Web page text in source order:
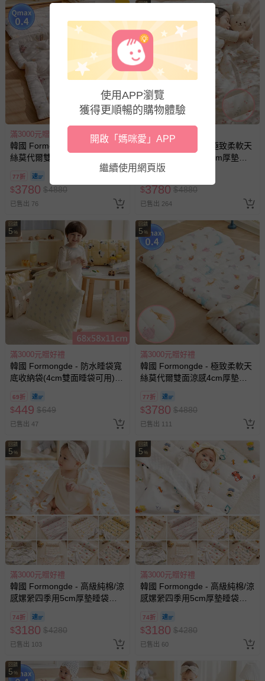
滿3000元贈好禮
韓國 Formongde - 極致柔軟天
絲莫代爾雙面涼感4cm厚墊睡
77折
$3780 $4880
已售出 76
回饋
滿3000元贈好禮
韓國 Formongde - 極致柔軟天
絲莫代爾雙面涼感4cm厚墊睡
袋組-愛麗絲花園
$3780 $4880
已售出 264
回饋
5 %
滿3000元贈好禮
韓國 Formongde - 防水睡袋寬
底收納袋(4cm雙面睡袋可用)-
69折
$449 $649
已售出 47
回饋
5 %
滿3000元贈好禮
韓國 Formongde - 極致柔軟天
絲莫代爾雙面涼感4cm厚墊睡
77折
$3780 $4880
已售出 111
回饋
5 %
滿3000元贈好禮
韓國 Formongde - 高級純棉/涼
感嫘縈四季用5cm厚墊睡袋組-
74折
$3180 $4280
已售出 103
回饋
5 %
滿3000元贈好禮
韓國 Formongde - 高級純棉/涼
感嫘縈四季用5cm厚墊睡袋組-
74折
$3180 $4280
已售出 60
回饋
5 %
使用APP瀏覽
獲得更順暢的購物體驗
開啟「媽咪愛」APP
繼續使用網頁版